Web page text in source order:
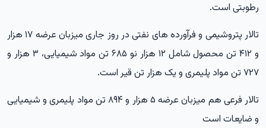
رطوبتی است.
تالار پتروشیمی و فرآورده های نفتی در روز جاری میزبان عرضه ۱۷ هزار
و ۴۱۲ تن محصول شامل ۱۲ هزار نو ۶۸۵ تن مواد شیمیایی، ۳ هزار و
۷۲۷ تن مواد پلیمری و یک هزار تن قیر است.
تالار فرعی هم میزبان عرضه ۵ هزار و ۸۹۴ تن مواد پلیمری و شیمیایی
و ضایعات است